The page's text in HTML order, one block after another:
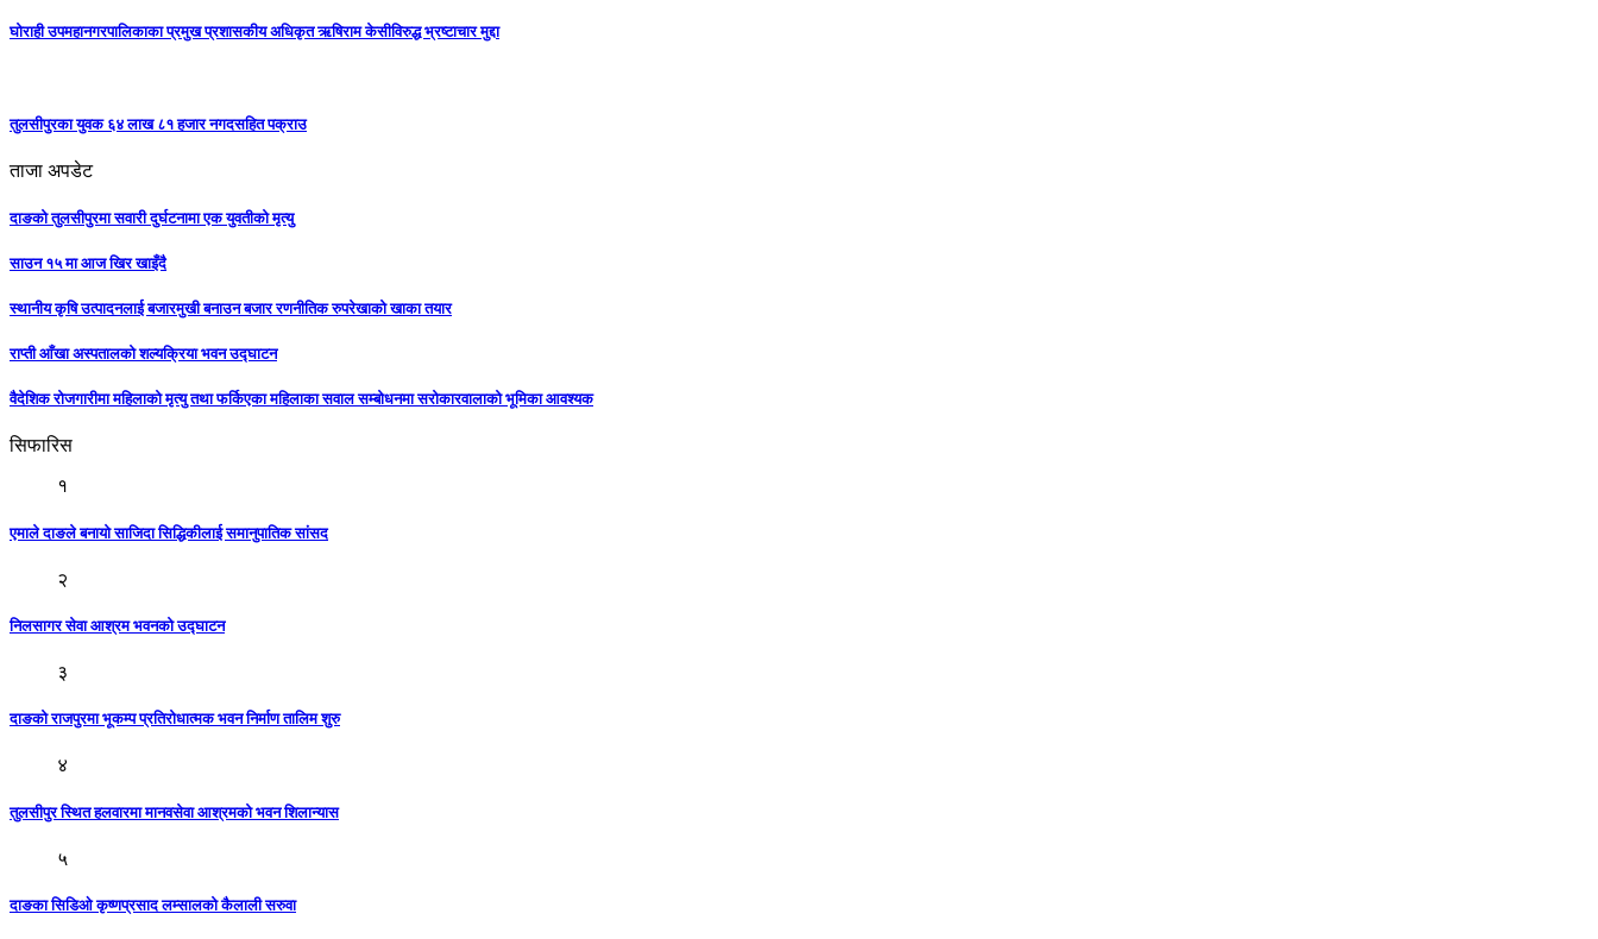
घोराही उपमहानगरपालिकाका प्रमुख प्रशासकीय अधिकृत ऋषिराम केसीविरुद्ध भ्रष्टाचार मुद्दा
तुलसीपुरका युवक ६४ लाख ८१ हजार नगदसहित पक्राउ
ताजा अपडेट
दाङको तुलसीपुरमा सवारी दुर्घटनामा एक युवतीको मृत्यु
साउन १५ मा आज खिर खाइँदै
स्थानीय कृषि उत्पादनलाई बजारमुखी बनाउन बजार रणनीतिक रुपरेखाको खाका तयार
राप्ती आँखा अस्पतालको शल्यक्रिया भवन उद्घाटन
वैदेशिक रोजगारीमा महिलाको मृत्यु तथा फर्किएका महिलाका सवाल सम्बोधनमा सरोकारवालाको भूमिका आवश्यक
सिफारिस
१
एमाले दाङले बनायाे साजिदा सिद्धिकीलाई समानुपातिक सांसद
२
निलसागर सेवा आश्रम भवनको उद्घाटन
३
दाङको राजपुरमा भूकम्प प्रतिरोधात्मक भवन निर्माण तालिम शुरु
४
तुलसीपुर स्थित हलवारमा मानवसेवा आश्रमको भवन शिलान्यास
५
दाङका सिडिओ कृष्णप्रसाद लम्सालको कैलाली सरुवा